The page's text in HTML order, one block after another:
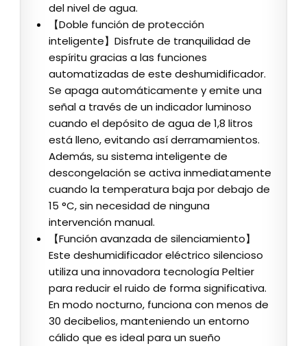
del nivel de agua.
【Doble función de protección
inteligente】Disfrute de tranquilidad de
espíritu gracias a las funciones
automatizadas de este deshumidificador.
Se apaga automáticamente y emite una
señal a través de un indicador luminoso
cuando el depósito de agua de 1,8 litros
está lleno, evitando así derramamientos.
Además, su sistema inteligente de
descongelación se activa inmediatamente
cuando la temperatura baja por debajo de
15 °C, sin necesidad de ninguna
intervención manual.
【Función avanzada de silenciamiento】
Este deshumidificador eléctrico silencioso
utiliza una innovadora tecnología Peltier
para reducir el ruido de forma significativa.
En modo nocturno, funciona con menos de
30 decibelios, manteniendo un entorno
cálido que es ideal para un sueño